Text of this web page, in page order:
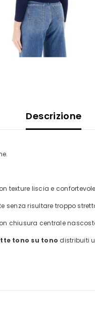
Descrizione
texture liscia e
senza risultare troppo
chiusura centrale
tono su tono distribuiti